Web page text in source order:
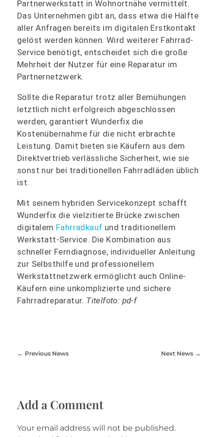
Partnerwerkstatt in Wohnortnähe vermittelt.
Das Unternehmen gibt an, dass etwa die Hälfte
aller Anfragen bereits im digitalen Erstkontakt
gelöst werden können. Wird weiterer Fahrrad-
Service benötigt, entscheidet sich die große
Mehrheit der Nutzer für eine Reparatur im
Partnernetzwerk.
Sollte die Reparatur trotz aller Bemühungen
letztlich nicht erfolgreich abgeschlossen
werden, garantiert Wunderfix die
Kostenübernahme für die nicht erbrachte
Leistung. Damit bieten sie Käufern aus dem
Direktvertrieb verlässliche Sicherheit, wie sie
sonst nur bei traditionellen Fahrradläden üblich
ist.
Mit seinem hybriden Servicekonzept schafft
Wunderfix die vielzitierte Brücke zwischen
digitalem Fahrradkauf und traditionellem
Werkstatt-Service. Die Kombination aus
schneller Ferndiagnose, individueller Anleitung
zur Selbsthilfe und professionellem
Werkstattnetzwerk ermöglicht auch Online-
Käufern eine unkomplizierte und sichere
Fahrradreparatur. Titelfoto: pd-f
Previous News Next News
Add a Comment
Your email address will not be published.